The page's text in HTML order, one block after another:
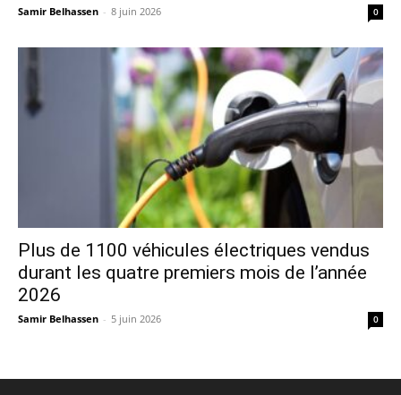
Samir Belhassen - 8 juin 2026 0
Plus de 1100 véhicules électriques vendus
durant les quatre premiers mois de l’année
2026
Samir Belhassen - 5 juin 2026 0